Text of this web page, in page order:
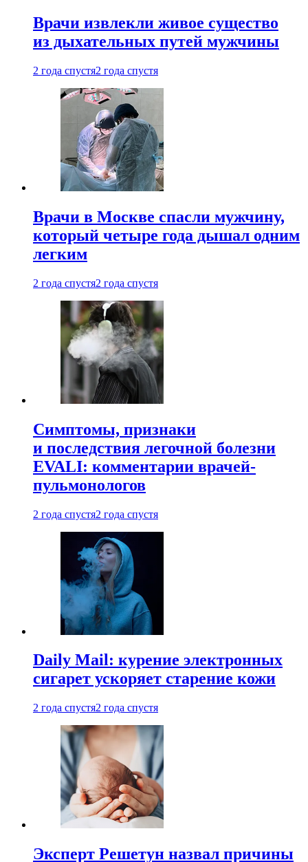
Врачи извлекли живое существо
из дыхательных путей мужчины
2 года спустя2 года спустя
Врачи в Москве спасли мужчину,
который четыре года дышал одним
легким
2 года спустя2 года спустя
Симптомы, признаки
и последствия легочной болезни
EVALI: комментарии врачей-
пульмонологов
2 года спустя2 года спустя
Daily Mail: курение электронных
сигарет ускоряет старение кожи
2 года спустя2 года спустя
Эксперт Решетун назвал причины